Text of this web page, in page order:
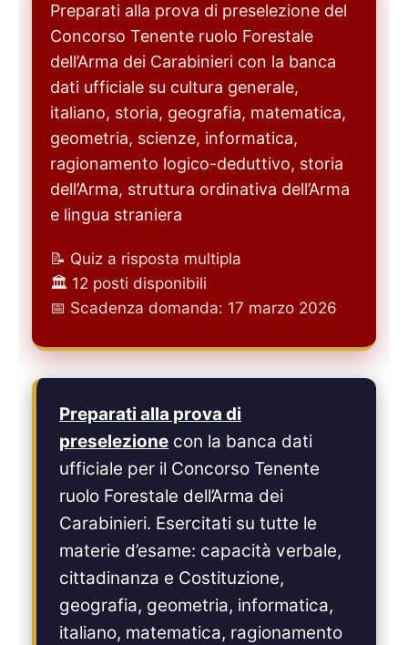
Preparati alla prova di preselezione del
Concorso Tenente ruolo Forestale
dell’Arma dei Carabinieri con la banca
dati ufficiale su cultura generale,
italiano, storia, geografia, matematica,
geometria, scienze, informatica,
ragionamento logico-deduttivo, storia
dell’Arma, struttura ordinativa dell’Arma
e lingua straniera
📝 Quiz a risposta multipla
🏛️ 12 posti disponibili
📅 Scadenza domanda: 17 marzo 2026
Preparati alla prova di
preselezione con la banca dati
ufficiale per il Concorso Tenente
ruolo Forestale dell’Arma dei
Carabinieri. Esercitati su tutte le
materie d’esame: capacità verbale,
cittadinanza e Costituzione,
geografia, geometria, informatica,
italiano, matematica, ragionamento